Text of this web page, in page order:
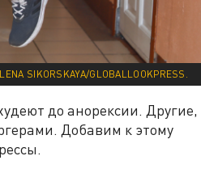
SIKORSKAYA/GLOBALLOOKPRESS.
до анорексии. Другие,
Добавим к этому